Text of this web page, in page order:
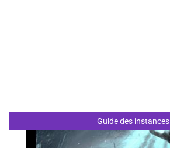
Guide des instances